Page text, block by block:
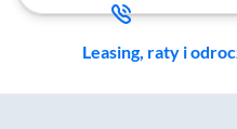
Leasing, raty i